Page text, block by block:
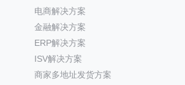
电商解决方案
金融解决方案
ERP解决方案
ISV解决方案
商家多地址发货方案